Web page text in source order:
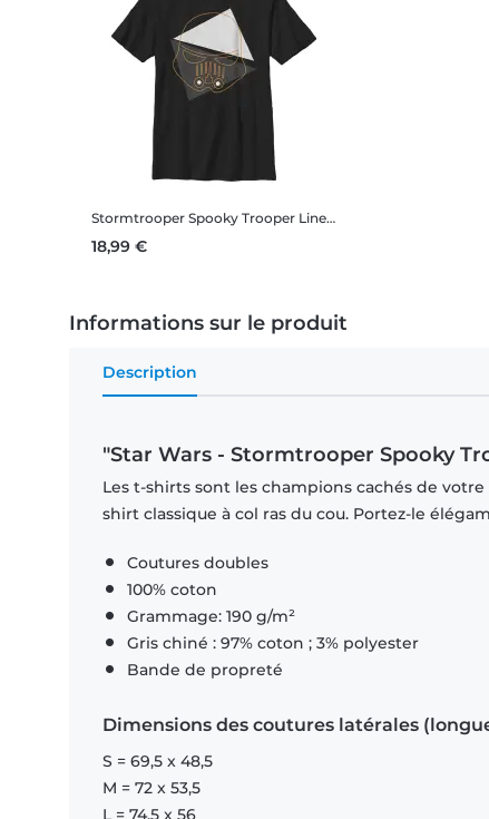
Stormtrooper Spooky Trooper Lines
18,99 €
Informations sur le produit
Description
"Star Wars - Stormtrooper Spooky
Les t-shirts sont les champions cachés de
shirt classique à col ras du cou. Portez-le
Coutures doubles
100% coton
Grammage: 190 g/m²
Gris chiné : 97% coton ; 3% polyester
Bande de propreté
Dimensions des coutures latérales
S = 69,5 x 48,5
M = 72 x 53,5